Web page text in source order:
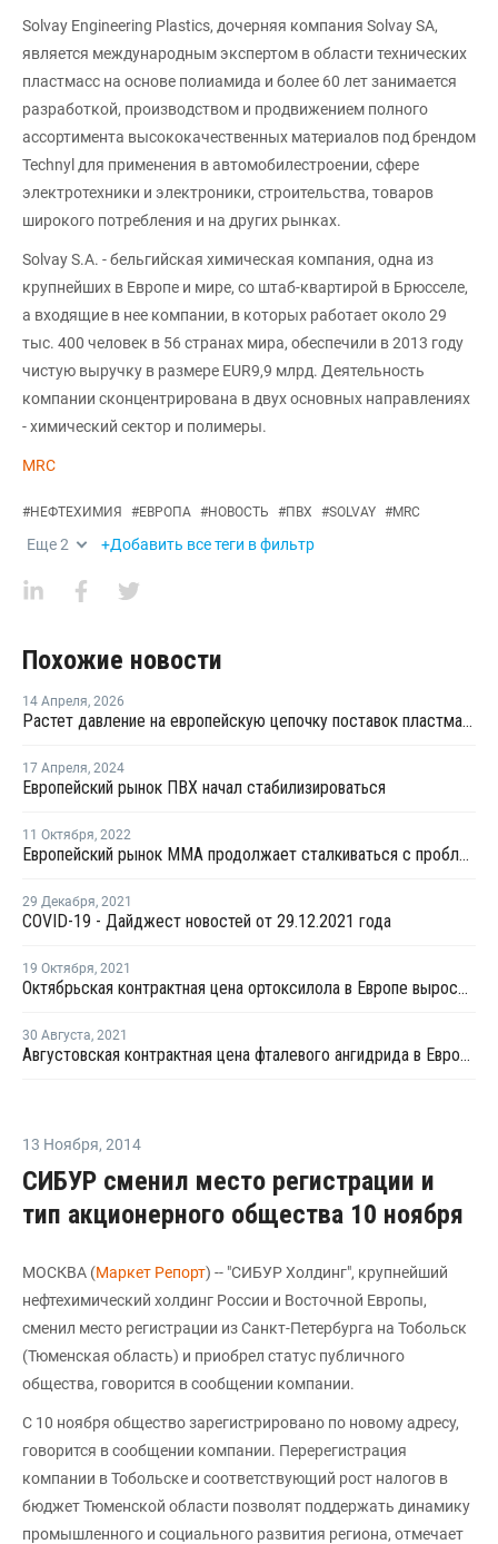
Solvay Engineering Plastics, дочерняя компания Solvay SA,
является международным экспертом в области технических
пластмасс на основе полиамида и более 60 лет занимается
разработкой, производством и продвижением полного
ассортимента высококачественных материалов под брендом
Technyl для применения в автомобилестроении, сфере
электротехники и электроники, строительства, товаров
широкого потребления и на других рынках.
Solvay S.A. - бельгийская химическая компания, одна из
крупнейших в Европе и мире, со штаб-квартирой в Брюсселе,
а входящие в нее компании, в которых работает около 29
тыс. 400 человек в 56 странах мира, обеспечили в 2013 году
чистую выручку в размере EUR9,9 млрд. Деятельность
компании сконцентрирована в двух основных направлениях
- химический сектор и полимеры.
MRC
#НЕФТЕХИМИЯ #ЕВРОПА #НОВОСТЬ #ПВХ #SOLVAY #MRC
Еще2 +Добавить все теги в фильтр
Похожие новости
14 Апреля, 2026
Растет давление на европейскую цепочку поставок пластмасс
17 Апреля, 2024
Европейский рынок ПВХ начал стабилизироваться
11 Октября, 2022
Европейский рынок ММА продолжает сталкиваться с проблемами
29 Декабря, 2021
COVID-19 - Дайджест новостей от 29.12.2021 года
19 Октября, 2021
Октябрьская контрактная цена ортоксилола в Европе выросла на EUR25 за тонну
30 Августа, 2021
Августовская контрактная цена фталевого ангидрида в Европе выросла на EUR15 за тонну
13 Ноября, 2014
СИБУР сменил место регистрации и
тип акционерного общества 10 ноября
МОСКВА (Маркет Репорт) -- "СИБУР Холдинг", крупнейший
нефтехимический холдинг России и Восточной Европы,
сменил место регистрации из Санкт-Петербурга на Тобольск
(Тюменская область) и приобрел статус публичного
общества, говорится в сообщении компании.
С 10 ноября общество зарегистрировано по новому адресу,
говорится в сообщении компании. Перерегистрация
компании в Тобольске и соответствующий рост налогов в
бюджет Тюменской области позволят поддержать динамику
промышленного и социального развития региона, отмечает